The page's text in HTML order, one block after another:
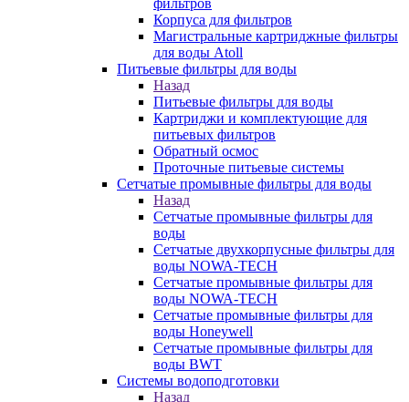
фильтров
Корпуса для фильтров
Магистральные картриджные фильтры
для воды Atoll
Питьевые фильтры для воды
Назад
Питьевые фильтры для воды
Картриджи и комплектующие для
питьевых фильтров
Обратный осмос
Проточные питьевые системы
Сетчатые промывные фильтры для воды
Назад
Сетчатые промывные фильтры для
воды
Сетчатые двухкорпусные фильтры для
воды NOWA-TECH
Сетчатые промывные фильтры для
воды NOWA-TECH
Сетчатые промывные фильтры для
воды Honeywell
Сетчатые промывные фильтры для
воды BWT
Системы водоподготовки
Назад